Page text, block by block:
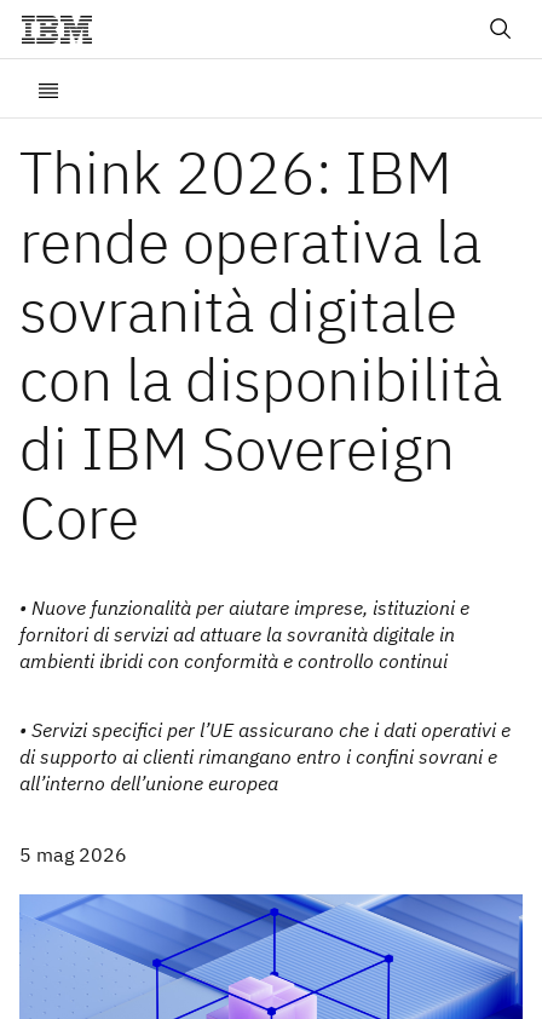
Think 2026: IBM
rende operativa la
sovranità digitale
con la disponibilità
di IBM Sovereign
Core
• Nuove funzionalità per aiutare imprese, istituzioni e
fornitori di servizi ad attuare la sovranità digitale in
ambienti ibridi con conformità e controllo continui
• Servizi specifici per l’UE assicurano che i dati operativi e
di supporto ai clienti rimangano entro i confini sovrani e
all’interno dell’unione europea
5 mag 2026